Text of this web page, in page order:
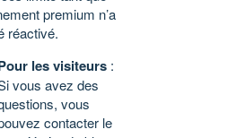
premium n’a
réactivé.
les visiteurs :
vous avez des
vous
contacter le